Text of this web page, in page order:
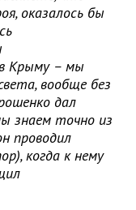
оказалось бы
Крыму – мы
вообще без
дал
знаем точно из
проводил
когда к нему